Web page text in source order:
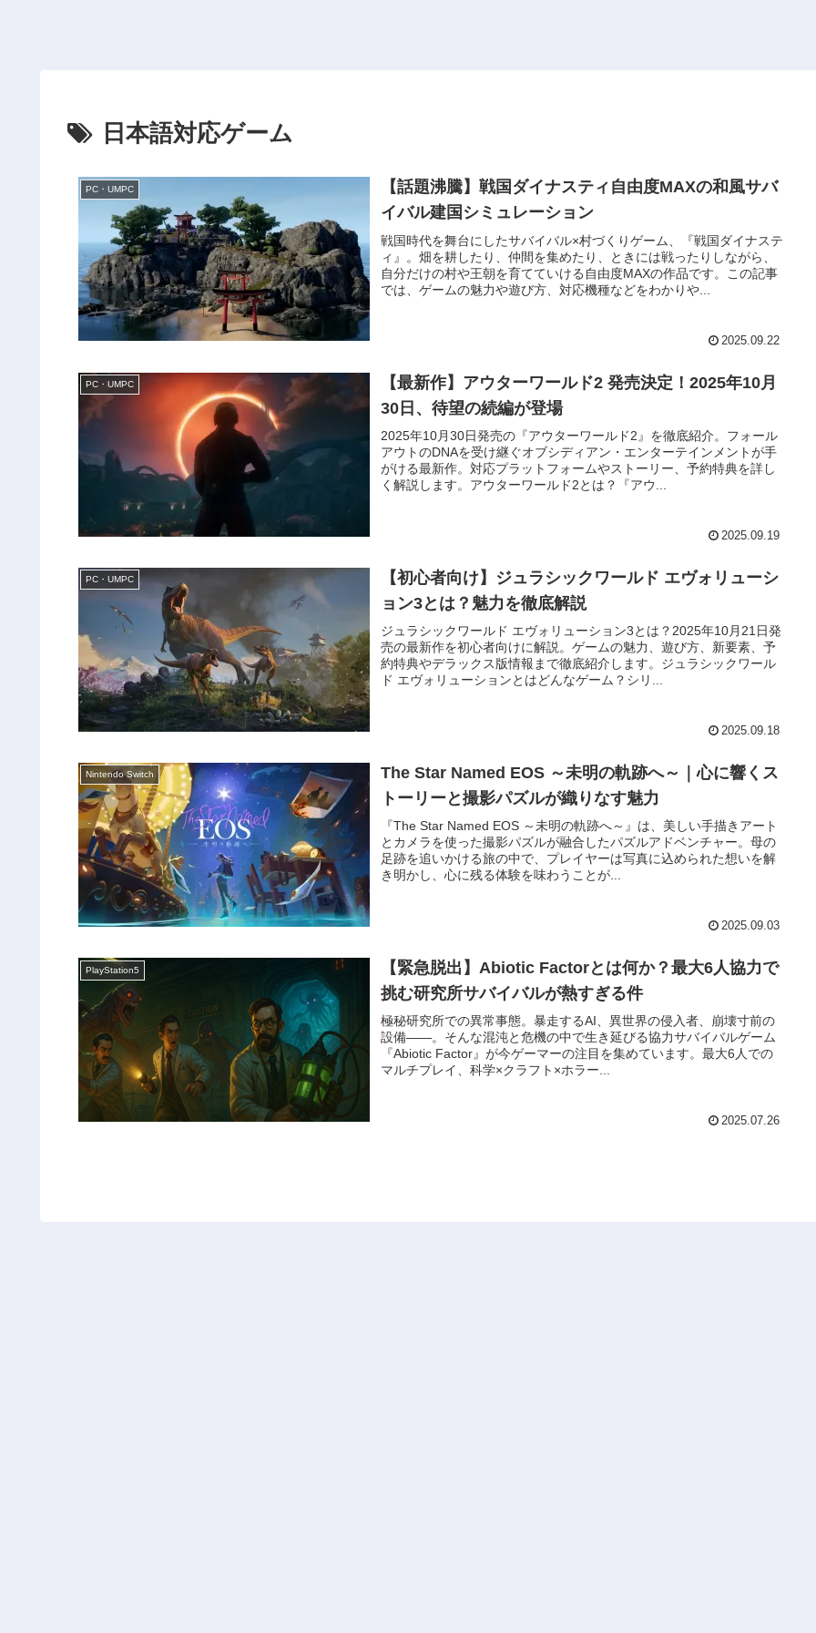
日本語対応ゲーム
PC・UMPC
【話題沸騰】戦国ダイナスティ自由度MAXの和風サバ
イバル建国シミュレーション
戦国時代を舞台にしたサバイバル×村づくりゲーム、『戦国ダイナステ
ィ』。畑を耕したり、仲間を集めたり、ときには戦ったりしながら、
自分だけの村や王朝を育てていける自由度MAXの作品です。この記事
では、ゲームの魅力や遊び方、対応機種などをわかりや...
2025.09.22
PC・UMPC
【最新作】アウターワールド2 発売決定！2025年10月
30日、待望の続編が登場
2025年10月30日発売の『アウターワールド2』を徹底紹介。フォール
アウトのDNAを受け継ぐオブシディアン・エンターテインメントが手
がける最新作。対応プラットフォームやストーリー、予約特典を詳し
く解説します。アウターワールド2とは？『アウ...
2025.09.19
PC・UMPC
【初心者向け】ジュラシックワールド エヴォリューシ
ョン3とは？魅力を徹底解説
ジュラシックワールド エヴォリューション3とは？2025年10月21日発
売の最新作を初心者向けに解説。ゲームの魅力、遊び方、新要素、予
約特典やデラックス版情報まで徹底紹介します。ジュラシックワール
ド エヴォリューションとはどんなゲーム？シリ...
2025.09.18
Nintendo Switch
The Star Named EOS ～未明の軌跡へ～｜心に響くス
トーリーと撮影パズルが織りなす魅力
『The Star Named EOS ～未明の軌跡へ～』は、美しい手描きアート
とカメラを使った撮影パズルが融合したパズルアドベンチャー。母の
足跡を追いかける旅の中で、プレイヤーは写真に込められた想いを解
き明かし、心に残る体験を味わうことが...
2025.09.03
PlayStation5
【緊急脱出】Abiotic Factorとは何か？最大6人協力で
挑む研究所サバイバルが熱すぎる件
極秘研究所での異常事態。暴走するAI、異世界の侵入者、崩壊寸前の
設備――。そんな混沌と危機の中で生き延びる協力サバイバルゲーム
『Abiotic Factor』が今ゲーマーの注目を集めています。最大6人での
マルチプレイ、科学×クラフト×ホラー...
2025.07.26